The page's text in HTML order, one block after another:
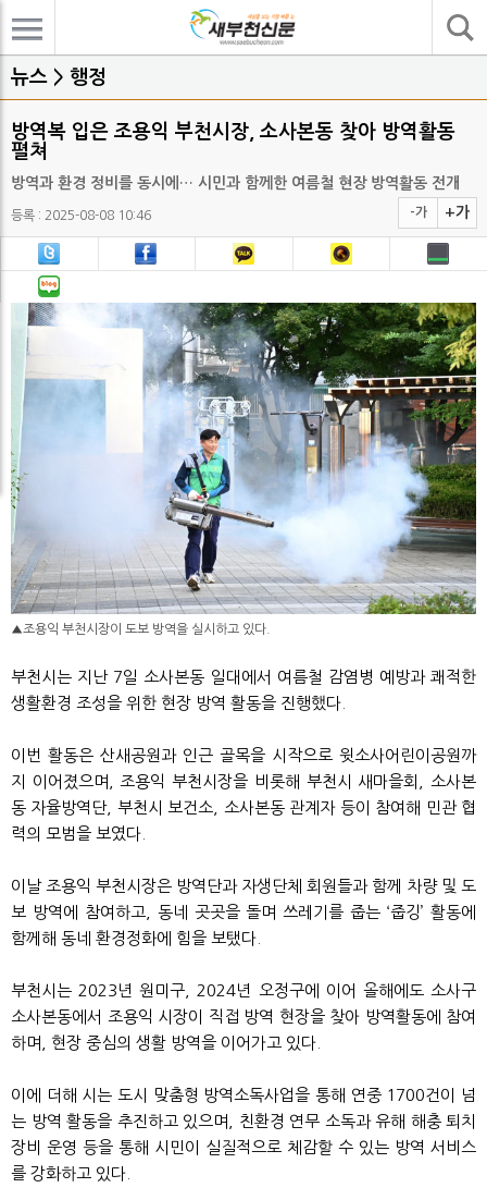
뉴스 > 행정
방역복 입은 조용익 부천시장, 소사본동 찾아 방역활동
펼쳐
방역과 환경 정비를 동시에… 시민과 함께한 여름철 현장 방역활동 전개
등록 : 2025-08-08 10:46 -가 +가
▲조용익 부천시장이 도보 방역을 실시하고 있다.
부천시는 지난 7일 소사본동 일대에서 여름철 감염병 예방과 쾌적한
생활환경 조성을 위한 현장 방역 활동을 진행했다.
이번 활동은 산새공원과 인근 골목을 시작으로 윗소사어린이공원까
지 이어졌으며, 조용익 부천시장을 비롯해 부천시 새마을회, 소사본
동 자율방역단, 부천시 보건소, 소사본동 관계자 등이 참여해 민관 협
력의 모범을 보였다.
이날 조용익 부천시장은 방역단과 자생단체 회원들과 함께 차량 및 도
보 방역에 참여하고, 동네 곳곳을 돌며 쓰레기를 줍는 ‘줍깅’ 활동에
함께해 동네 환경정화에 힘을 보탰다.
부천시는 2023년 원미구, 2024년 오정구에 이어 올해에도 소사구
소사본동에서 조용익 시장이 직접 방역 현장을 찾아 방역활동에 참여
하며, 현장 중심의 생활 방역을 이어가고 있다.
이에 더해 시는 도시 맞춤형 방역소독사업을 통해 연중 1700건이 넘
는 방역 활동을 추진하고 있으며, 친환경 연무 소독과 유해 해충 퇴치
장비 운영 등을 통해 시민이 실질적으로 체감할 수 있는 방역 서비스
를 강화하고 있다.